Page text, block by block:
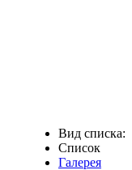
Вид списка:
Список
Галерея